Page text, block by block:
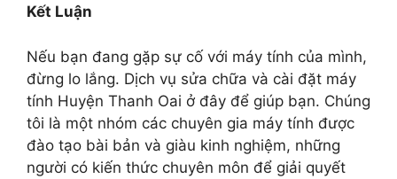
Kết Luận
Nếu bạn đang gặp sự cố với máy tính của mình,
đừng lo lắng. Dịch vụ sửa chữa và cài đặt máy
tính Huyện Thanh Oai ở đây để giúp bạn. Chúng
tôi là một nhóm các chuyên gia máy tính được
đào tạo bài bản và giàu kinh nghiệm, những
người có kiến thức chuyên môn để giải quyết